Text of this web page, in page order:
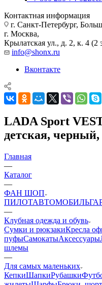
Контактная информация
г. Санкт-Петербург,
г. Москва,
Крылатская ул., д. 2, к. 4 (2
info@shonx.ru
Вконтакте
LADA Sport
детская,
Главная
—
Каталог
—
ФАН ШОП
ПИЛОТАВТОМОБИЛЬ
—
Клубная одежда и обувь
Сумки и рюкзакиКресла
пуфыСамокатыАксессуары
шлемы
—
Для самых маленьких
КепкиШапкиРубашки